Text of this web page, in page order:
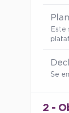
Este
Se
2 -